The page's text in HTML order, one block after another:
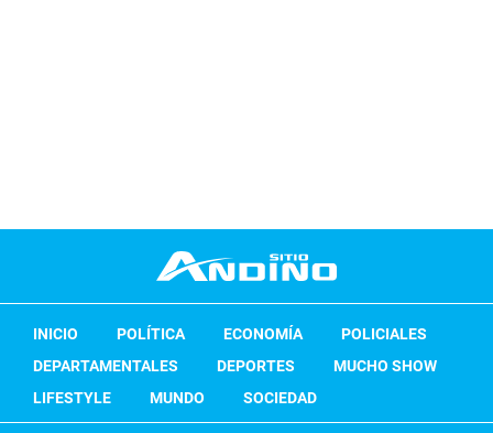
INICIO POLÍTICA ECONOMÍA
POLICIALES
DEPARTAMENTALES
DEPORTES
MUCHO SHOW
LIFESTYLE
MUNDO SOCIEDAD